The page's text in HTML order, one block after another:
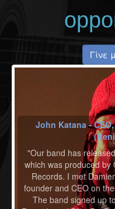
Γίνε
John Katana -
"Our band has
which was produced by
Records. I met
founder and CEO on
The band signed up